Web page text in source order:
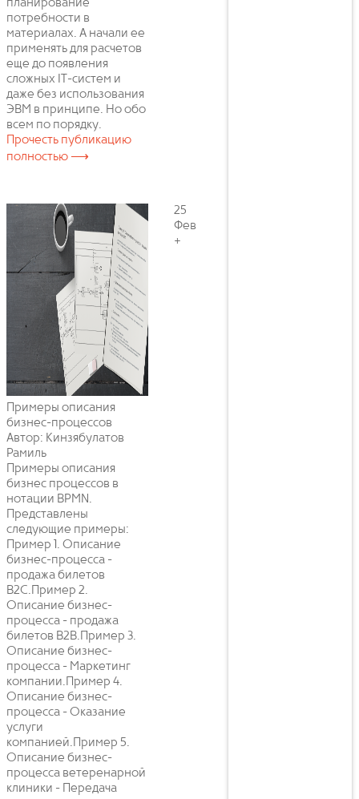
планирование
потребности в
материалах. А начали ее
применять для расчетов
еще до появления
сложных IT-систем и
даже без использования
ЭВМ в принципе. Но обо
всем по порядку.
Прочесть публикацию
полностью ⟶
Примеры описания
бизнес-процессов
Автор: Кинзябулатов
Рамиль
Примеры описания
бизнес процессов в
нотации BPMN.
Представлены
следующие примеры:
Пример 1. Описание
бизнес-процесса -
продажа билетов
B2C.Пример 2.
Описание бизнес-
процесса - продажа
билетов B2B.Пример 3.
Описание бизнес-
процесса - Маркетинг
компании.Пример 4.
Описание бизнес-
процесса - Оказание
услуги
компанией.Пример 5.
Описание бизнес-
процесса ветеренарной
клиники - Передача
25
Фев
+